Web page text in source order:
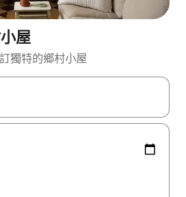
屋
獨特的鄉村小屋
時請使用上下箭頭，或輕點、滑動裝置。